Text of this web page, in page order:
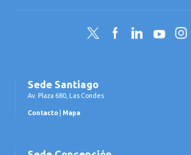
Twitter FacebookLinkedInYouTube
Sede Santiago
Av. Plaza 680, Las Condes
Contacto Mapa